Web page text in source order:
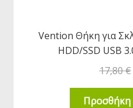
Vention Θήκη για
HDD/SSD USB
17,80€
Προσθήκη